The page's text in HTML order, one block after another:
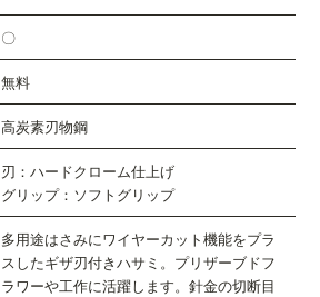
〇
無料
高炭素刃物鋼
刃：ハードクローム仕上げ
グリップ：ソフトグリップ
多用途はさみにワイヤーカット機能をプラ
スしたギザ刃付きハサミ。プリザーブドフ
ラワーや工作に活躍します。針金の切断目